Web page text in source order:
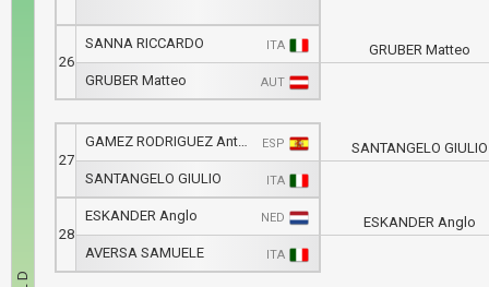
26
SANNA RICCARDO ITA
GRUBER Matteo AUT
27
GAMEZ RODRIGUEZ Antonio ESP
SANTANGELO GIULIO ITA
28
ESKANDER Anglo NED
AVERSA SAMUELE ITA
GRUBER Matteo
SANTANGELO GIULIO
ESKANDER Anglo